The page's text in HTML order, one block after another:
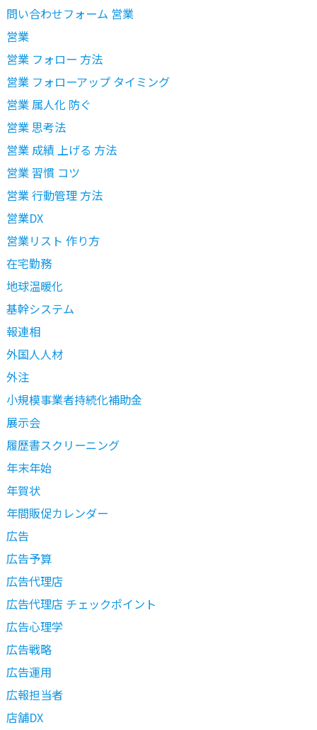
問い合わせフォーム 営業
営業
営業 フォロー 方法
営業 フォローアップ タイミング
営業 属人化 防ぐ
営業 思考法
営業 成績 上げる 方法
営業 習慣 コツ
営業 行動管理 方法
営業DX
営業リスト 作り方
在宅勤務
地球温暖化
基幹システム
報連相
外国人人材
外注
小規模事業者持続化補助金
展示会
履歴書スクリーニング
年末年始
年賀状
年間販促カレンダー
広告
広告予算
広告代理店
広告代理店 チェックポイント
広告心理学
広告戦略
広告運用
広報担当者
店舗DX